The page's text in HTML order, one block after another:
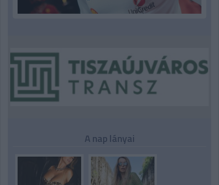
A nap lányai